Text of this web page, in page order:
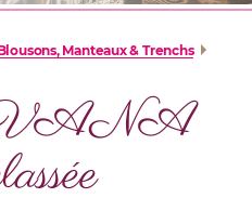
Manteaux & Trenchs